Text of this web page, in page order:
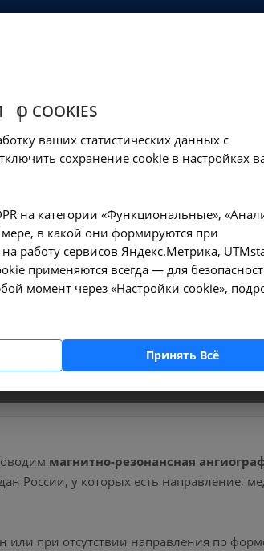
-
ангиография интракарниальных сосудов -
на сайте, мы свяжемся с
время и ответим на все
магнитно-резонансная
России, у которых есть направление,
или при отсутствии направления по
О COOKIES
ваших статистических данных с
сохранение cookie в настройках
на категории «Функциональные»,
в какой они формируются при
работу сервисов Яндекс.Метрика,
применяются всегда — для
момент через «Настройки cookie»,
Принять Всё